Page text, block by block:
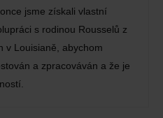
jsme získali vlastní
s rodinou Rousselů z
v Louisianě, abychom
a zpracováván a že je